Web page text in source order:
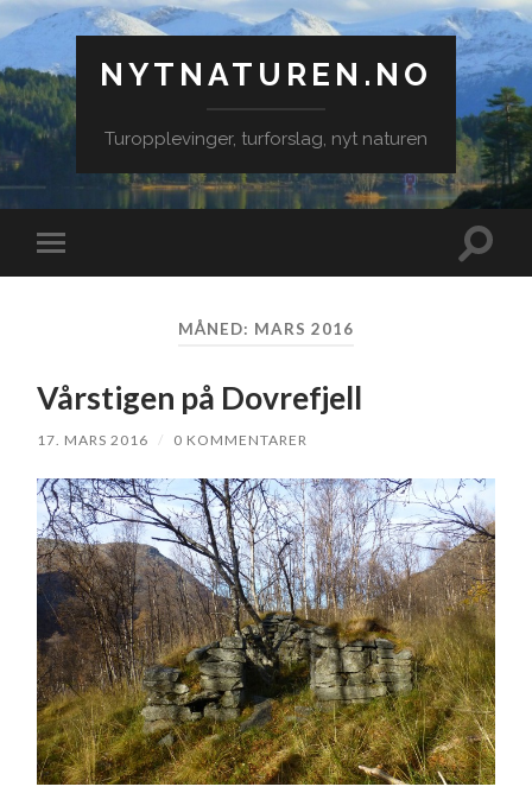
NYTNATUREN.NO
Turopplevinger, turforslag, nyt naturen
Veksle
mobilmeny
Veksle
MÅNED: MARS 2016
Vårstigen på Dovrefjell
17. MARS 2016 / 0 KOMMENTARER